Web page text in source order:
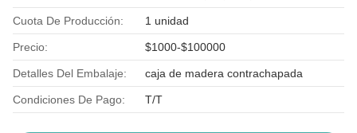
Cuota De Producción: 1 unidad
Precio: $1000-$100000
Detalles Del Embalaje: caja de madera contrachapada
Condiciones De Pago: T/T